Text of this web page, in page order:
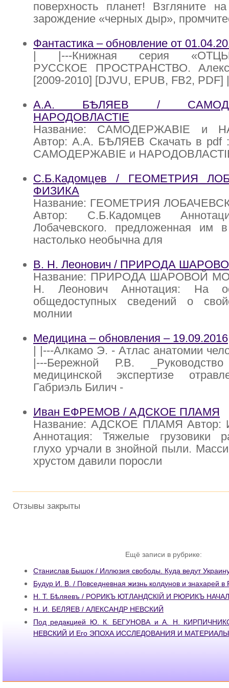
поверхность планет! Взгляните
зарождение «черных дыр»,
Фантастика – обновление от
| |---Книжная серия «ОТЦЫ-
РУССКОЕ ПРОСТРАНСТВО.
[2009-2010] [DJVU, EPUB, FB2, PDF]
А.А. БѢЛЯЕВ /
НАРОДОВЛАСТIЕ
Название: САМОДЕРЖАВIЕ и
Автор: А.А. БѢЛЯЕВ Скачать в
САМОДЕРЖАВIЕ и
С.Б.Кадомцев / ГЕОМЕТРИЯ
ФИЗИКА
Название: ГЕОМЕТРИЯ
Автор: С.Б.Кадомцев
Лобачевского. предложенная им
настолько необычна для
В. Н. Леонович / ПРИРОДА
Название: ПРИРОДА ШАРОВОЙ
Н. Леонович Аннотация: На
общедоступных сведений о
молнии
Медицина – обновления – 19.09.2016
| |---Алкамо Э. - Атлас анатомии
|---Бережной Р.В.
медицинской экспертизе
Габриэль Билич -
Иван ЕФРЕМОВ / АДСКОЕ ПЛАМЯ
Название: АДСКОЕ ПЛАМЯ
Аннотация: Тяжелые грузовики
глухо урчали в знойной пыли.
хрустом давили поросли
Отзывы закрыты
Ещё записи в рубрике:
Станислав Бышок / Иллюзия свободы. Куда ведут
Будур И. В. / Повседневная жизнь колдунов и знахарей в
H. T. Бѣляевъ / РОРИКЪ ЮТЛАНДСКІЙ И РЮРИКЪ
Н. И. БЕЛЯЕВ / АЛЕКСАНДР НЕВСКИЙ
Под редакцией Ю. К. БЕГУНОВА и А. Н.
НЕВСКИЙ И Его ЭПОХА ИССЛЕДОВАНИЯ И МАТЕРИАЛЫ